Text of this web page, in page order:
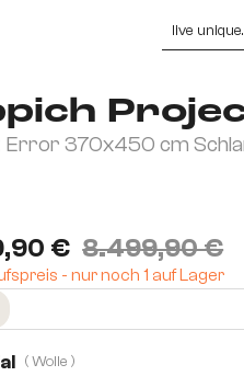
370x450 cm
€ 8.499,90 €
- nur noch 1 auf Lager
( Wolle )